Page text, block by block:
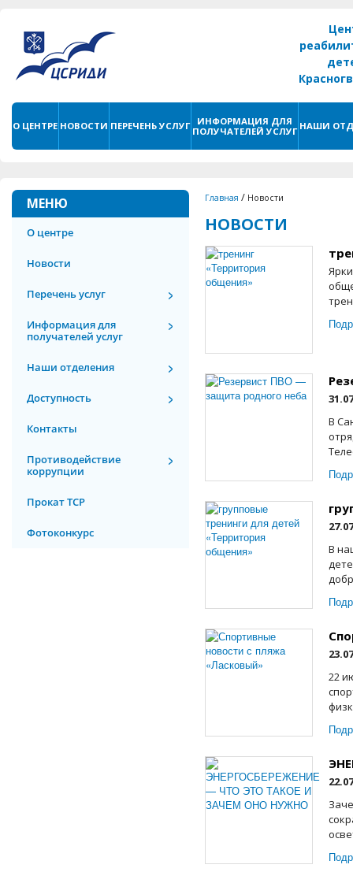
О ЦЕНТРЕ НОВОСТИ ПЕРЕЧЕНЬ УСЛУГ
ИНФОРМАЦИЯ ДЛЯ
ПОЛУЧАТЕЛЕЙ УСЛУГ НАШИ
МЕНЮ
О центре
Новости
Перечень услуг
Информация для
получателей услуг
Наши отделения
Доступность
Контакты
Противодействие
коррупции
Прокат ТСР
Фотоконкурс
Главная / Новости
НОВОСТИ
В
В
22